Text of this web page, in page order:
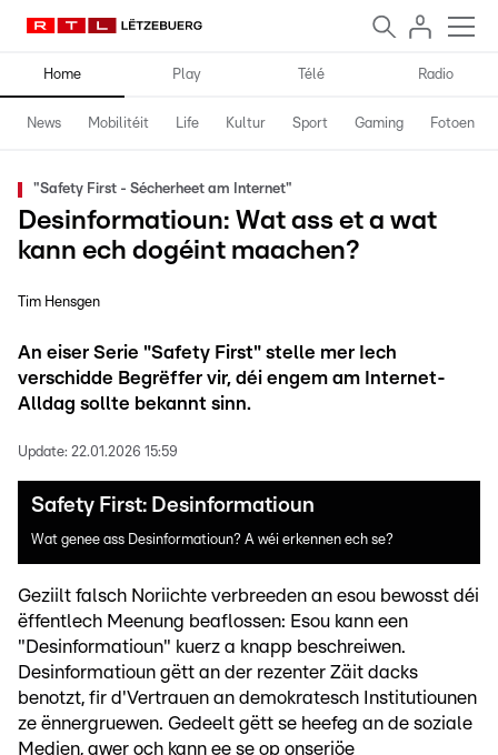
Home Play Télé Radio
News Mobilitéit Life Kultur Sport Gaming Fotoen
"Safety First - Sécherheet am Internet"
Desinformatioun: Wat ass et a wat
kann ech dogéint maachen?
Tim Hensgen
An eiser Serie "Safety First" stelle mer Iech
verschidde Begrëffer vir, déi engem am Internet-
Alldag sollte bekannt sinn.
Update: 22.01.2026 15:59
Safety First: Desinformatioun
Wat genee ass Desinformatioun? A wéi erkennen ech se?
Geziilt falsch Noriichte verbreeden an esou bewosst déi
ëffentlech Meenung beaflossen: Esou kann een
"Desinformatioun" kuerz a knapp beschreiwen.
Desinformatioun gëtt an der rezenter Zäit dacks
benotzt, fir d'Vertrauen an demokratesch Institutiounen
ze ënnergruewen. Gedeelt gëtt se heefeg an de soziale
Medien, awer och kann ee se op onseriöe